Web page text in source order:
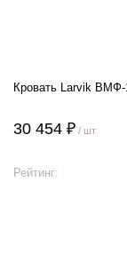
Кровать Larvik ВМФ-
30 454 ₽ / шт
Рейтинг: